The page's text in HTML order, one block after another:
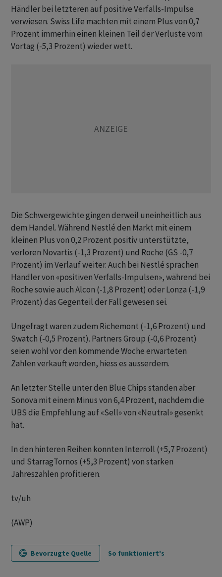
Händler bei letzteren auf positive Verfalls-Impulse
verwiesen. Swiss Life machten mit einem Plus von 0,7
Prozent immerhin einen kleinen Teil der Verluste vom
Vortag (-5,3 Prozent) wieder wett.
Die Schwergewichte gingen derweil uneinheitlich aus
dem Handel. Während Nestlé den Markt mit einem
kleinen Plus von 0,2 Prozent positiv unterstützte,
verloren Novartis (-1,3 Prozent) und Roche (GS -0,7
Prozent) im Verlauf weiter. Auch bei Nestlé sprachen
Händler von «positiven Verfalls-Impulsen», während bei
Roche sowie auch Alcon (-1,8 Prozent) oder Lonza (-1,9
Prozent) das Gegenteil der Fall gewesen sei.
Ungefragt waren zudem Richemont (-1,6 Prozent) und
Swatch (-0,5 Prozent). Partners Group (-0,6 Prozent)
seien wohl vor den kommende Woche erwarteten
Zahlen verkauft worden, hiess es ausserdem.
An letzter Stelle unter den Blue Chips standen aber
Sonova mit einem Minus von 6,4 Prozent, nachdem die
UBS die Empfehlung auf «Sell» von «Neutral» gesenkt
hat.
In den hinteren Reihen konnten Interroll (+5,7 Prozent)
und StarragTornos (+5,3 Prozent) von starken
Jahreszahlen profitieren.
tv/uh
(AWP)
Bevorzugte Quelle So funktioniert's